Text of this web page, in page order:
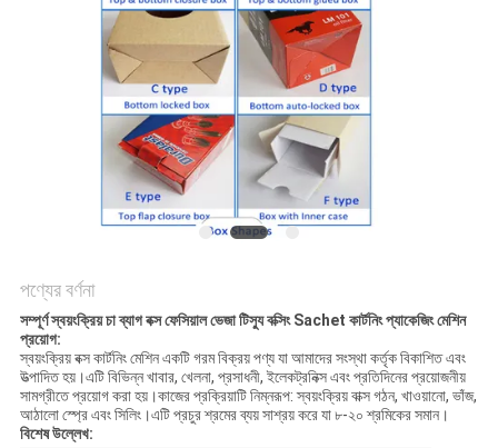
PRIVACY
POLICY
পণ্যের বর্ণনা
সম্পূর্ণ স্বয়ংক্রিয় চা ব্যাগ বক্স ফেসিয়াল ভেজা টিস্যু বক্সিং Sachet কার্টনিং প্যাকেজিং মেশিন
প্রয়োগ:
স্বয়ংক্রিয় বক্স কার্টনিং মেশিন একটি গরম বিক্রয় পণ্য যা আমাদের সংস্থা কর্তৃক বিকাশিত এবং
উত্পাদিত হয়।এটি বিভিন্ন খাবার, খেলনা, প্রসাধনী, ইলেকট্রনিক্স এবং প্রতিদিনের প্রয়োজনীয়
সামগ্রীতে প্রয়োগ করা হয়।কাজের প্রক্রিয়াটি নিম্নরূপ: স্বয়ংক্রিয় বাক্স গঠন, খাওয়ানো, ভাঁজ,
আঠালো স্প্রে এবং সিলিং।এটি প্রচুর শ্রমের ব্যয় সাশ্রয় করে যা ৮-২০ শ্রমিকের সমান।
বিশেষ উল্লেখ: